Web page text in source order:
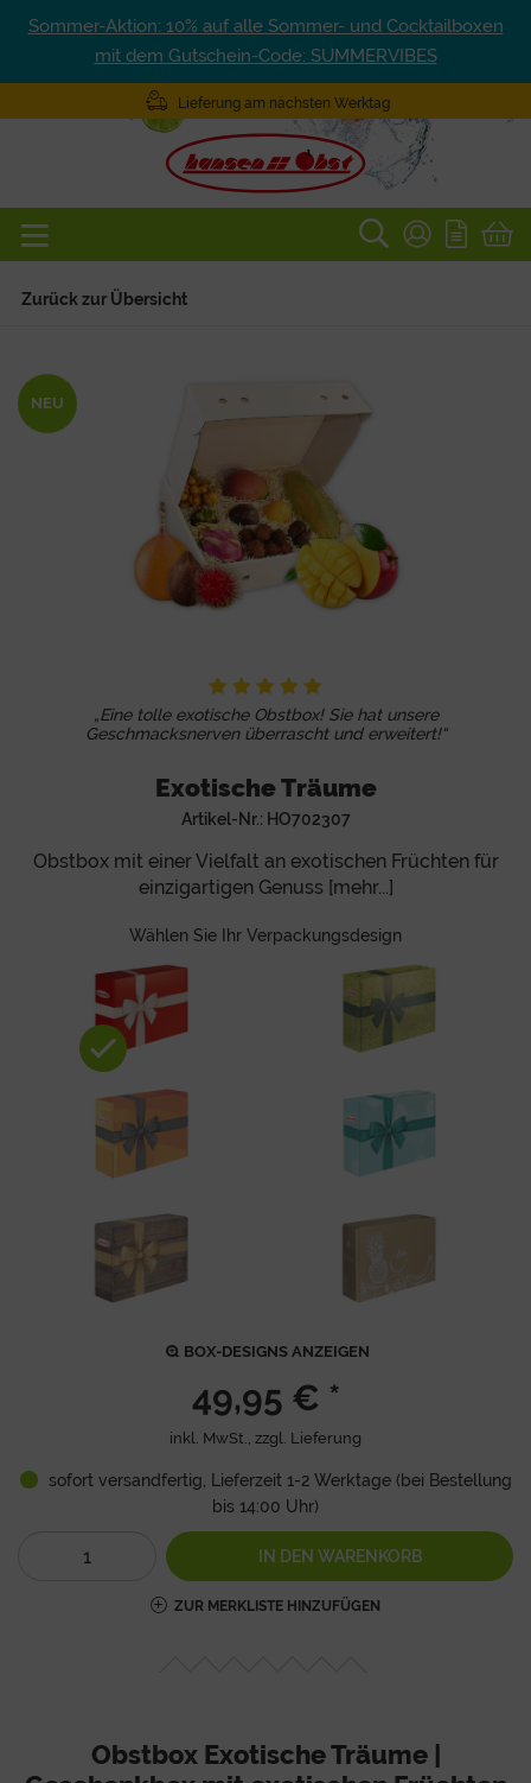
Sommer-Aktion: 10% auf alle Sommer- und Cocktailboxen
mit dem Gutschein-Code: SUMMERVIBES
Lieferung am nächsten Werktag
Zurück zur Übersicht
NEU
„Eine tolle exotische Obstbox! Sie hat unsere
Geschmacksnerven überrascht und erweitert!“
Exotische Träume
Artikel-Nr.: HO702307
Obstbox mit einer Vielfalt an exotischen Früchten für
einzigartigen Genuss [mehr...]
Wählen Sie Ihr Verpackungsdesign
BOX-DESIGNS ANZEIGEN
49,95 € *
inkl. MwSt., zzgl. Lieferung
sofort versandfertig, Lieferzeit 1-2 Werktage (bei Bestellung
bis 14:00 Uhr)
IN DEN WARENKORB
ZUR MERKLISTE HINZUFÜGEN
Obstbox Exotische Träume |